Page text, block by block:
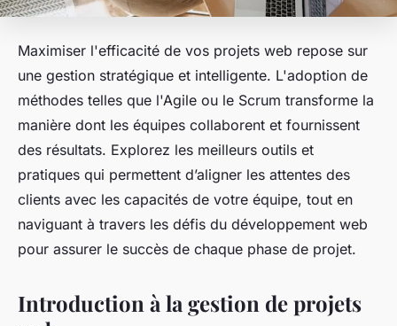
Maximiser l'efficacité de vos projets web repose sur
une gestion stratégique et intelligente. L'adoption de
méthodes telles que l'Agile ou le Scrum transforme la
manière dont les équipes collaborent et fournissent
des résultats. Explorez les meilleurs outils et
pratiques qui permettent d’aligner les attentes des
clients avec les capacités de votre équipe, tout en
naviguant à travers les défis du développement web
pour assurer le succès de chaque phase de projet.
Introduction à la gestion de projets